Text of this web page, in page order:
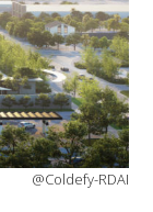
@Coldefy-RDAI